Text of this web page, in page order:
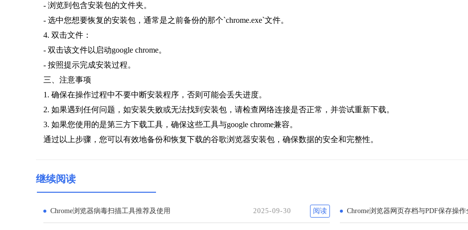
- 浏览到包含安装包的文件夹。
- 选中您想要恢复的安装包，通常是之前备份的那个`chrome.exe`文件。
4. 双击文件：
- 双击该文件以启动google chrome。
- 按照提示完成安装过程。
三、注意事项
1. 确保在操作过程中不要中断安装程序，否则可能会丢失进度。
2. 如果遇到任何问题，如安装失败或无法找到安装包，请检查网络连接是否正常，并尝试重新下载。
3. 如果您使用的是第三方下载工具，确保这些工具与google chrome兼容。
通过以上步骤，您可以有效地备份和恢复下载的谷歌浏览器安装包，确保数据的安全和完整性。
继续阅读
Chrome浏览器病毒扫描工具推荐及使用 2025-09-30 阅读 Chrome浏览器网页存档与PDF保存操